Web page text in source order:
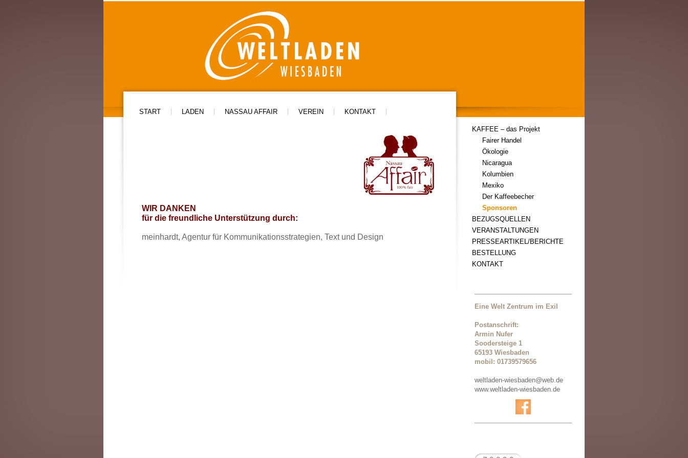
START LADEN NASSAU AFFAIR VEREIN KONTAKT
WIR DANKEN
für die freundliche Unterstützung durch:
meinhardt, Agentur für Kommunikationsstrategien, Text und Design
KAFFEE – das Projekt
Fairer Handel
Ökologie
Nicaragua
Kolumbien
Mexiko
Der Kaffeebecher
Sponsoren
BEZUGSQUELLEN
VERANSTALTUNGEN
PRESSEARTIKEL/BERICHTE
BESTELLUNG
KONTAKT
Eine Welt Zentrum im Exil
Postanschrift:
Armin Nufer
Soodersteige 1
65193 Wiesbaden
mobil: 01739579656
weltladen-wiesbaden@web.de
www.weltladen-wiesbaden.de